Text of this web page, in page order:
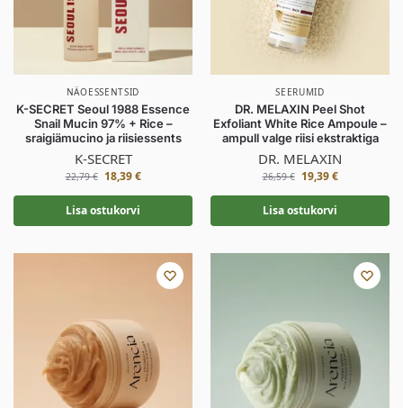
NÄOESSENTSID
K-SECRET Seoul 1988 Essence
Snail Mucin 97% + Rice –
sraigiämucino ja riisiessents
K-SECRET
22,79€ 18,39€
Lisa ostukorvi
SEERUMID
DR. MELAXIN Peel Shot
Exfoliant White Rice Ampoule –
ampull valge riisi ekstraktiga
DR. MELAXIN
26,59€ 19,39€
Lisa ostukorvi